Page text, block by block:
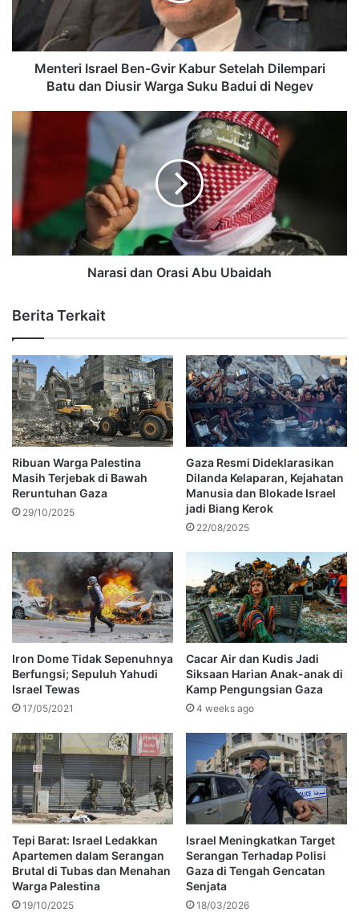
Menteri Israel Ben-Gvir Kabur Setelah Dilempari
Batu dan Diusir Warga Suku Badui di Negev
Narasi dan Orasi Abu Ubaidah
Berita Terkait
Ribuan Warga Palestina
Masih Terjebak di Bawah
Reruntuhan Gaza
29/10/2025
Gaza Resmi Dideklarasikan
Dilanda Kelaparan, Kejahatan
Manusia dan Blokade Israel
jadi Biang Kerok
22/08/2025
Iron Dome Tidak Sepenuhnya
Berfungsi; Sepuluh Yahudi
Israel Tewas
17/05/2021
Cacar Air dan Kudis Jadi
Siksaan Harian Anak-anak di
Kamp Pengungsian Gaza
4 weeks ago
Tepi Barat: Israel Ledakkan
Apartemen dalam Serangan
Brutal di Tubas dan Menahan
Warga Palestina
19/10/2025
Israel Meningkatkan Target
Serangan Terhadap Polisi
Gaza di Tengah Gencatan
Senjata
18/03/2026